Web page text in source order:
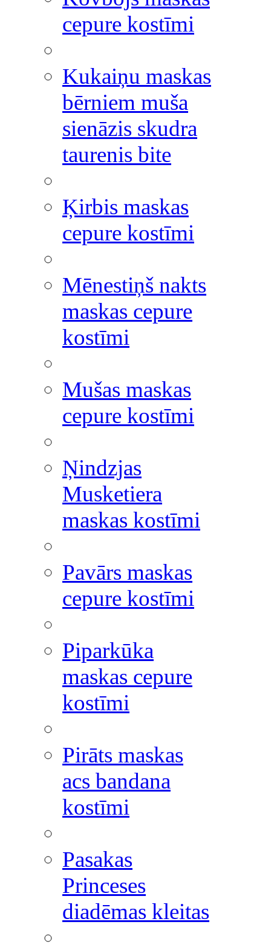
cepure kostīmi
Kukaiņu maskas
bērniem muša
sienāzis skudra
taurenis bite
Ķirbis maskas
cepure kostīmi
Mēnestiņš nakts
maskas cepure
kostīmi
Mušas maskas
cepure kostīmi
Ņindzjas
Musketiera
maskas kostīmi
Pavārs maskas
cepure kostīmi
Piparkūka
maskas cepure
kostīmi
Pirāts maskas
acs bandana
kostīmi
Pasakas
Princeses
diadēmas kleitas